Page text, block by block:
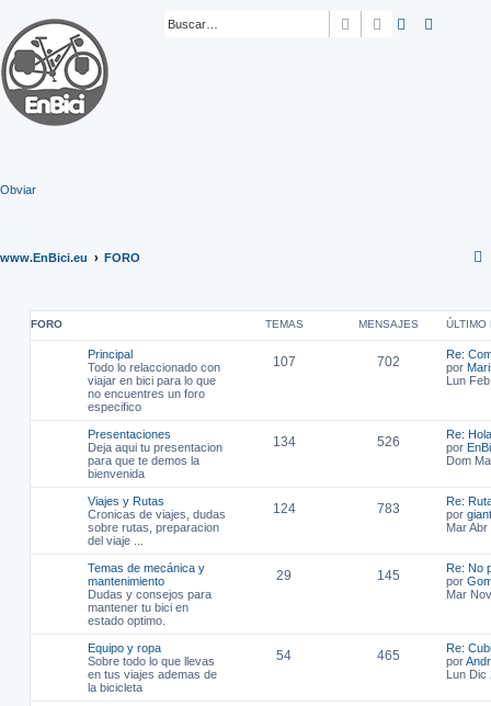
Obviar
BuscarBúsqueda
www.EnBici.eu FORO
FORO TEMAS MENSAJES ÚLTIMO
Principal
Todo lo relaccionado con
viajar en bici para lo que
no encuentres un foro
especifico
107 702
Re:
por
Lun
Presentaciones
Deja aqui tu presentacion
para que te demos la
bienvenida
134 526
Re: Hola
por
Dom
Viajes y Rutas
Cronicas de viajes, dudas
sobre rutas, preparacion
del viaje ...
124 783
Re:
por giant
Mar
Temas de mecánica y
mantenimiento
Dudas y consejos para
mantener tu bici en
estado optimo.
29 145
Re: No
por
Mar
Equipo y ropa
Sobre todo lo que llevas
en tus viajes ademas de
la bicicleta
54 465
Re:
por
Lun Dic